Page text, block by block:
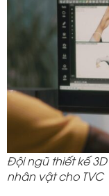
Đội ngũ thiết kế
nhân vật cho TVC